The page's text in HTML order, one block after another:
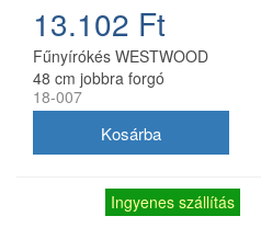
13.102 Ft
Fűnyírókés WESTWOOD
48 cm jobbra forgó
18-007
Ingyenes szállítás